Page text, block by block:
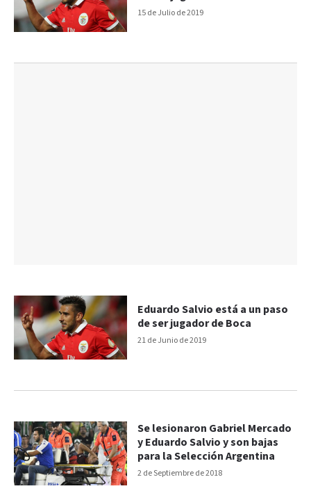
15 de Julio de 2019
21 de Junio de 2019
Eduardo Salvio está a un paso
de ser jugador de Boca
2 de Septiembre de 2018
Se lesionaron Gabriel Mercado
y Eduardo Salvio y son bajas
para la Selección Argentina